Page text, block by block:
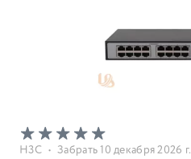
H3C • Забрать 10 декабря 2026 г.